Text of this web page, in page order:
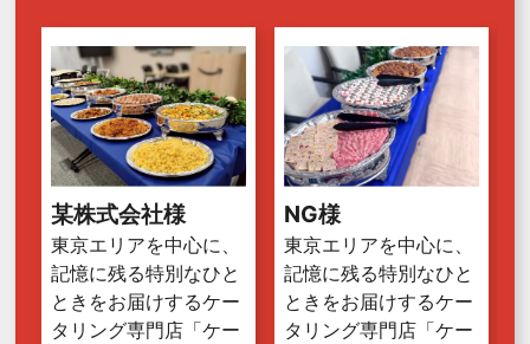
某株式会社様
東京エリアを中心に、
記憶に残る特別なひと
ときをお届けするケー
タリング専門店「ケー
NG様
東京エリアを中心に、
記憶に残る特別なひと
ときをお届けするケー
タリング専門店「ケー